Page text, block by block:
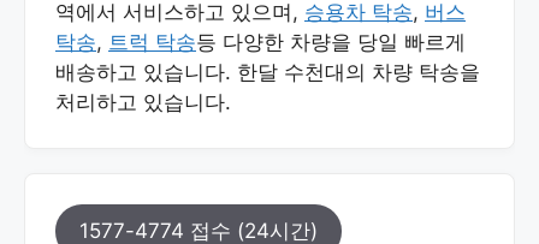
역에서 서비스하고 있으며, 승용차 탁송, 버스
탁송, 트럭 탁송등 다양한 차량을 당일 빠르게
배송하고 있습니다. 한달 수천대의 차량 탁송을
처리하고 있습니다.
1577-4774 접수 (24시간)